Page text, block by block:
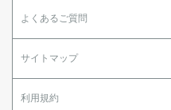
よくあるご質問
サイトマップ
利用規約